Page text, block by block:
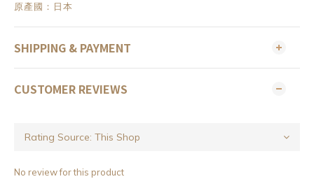
原產國：日本
SHIPPING & PAYMENT
CUSTOMER REVIEWS
No review for this product